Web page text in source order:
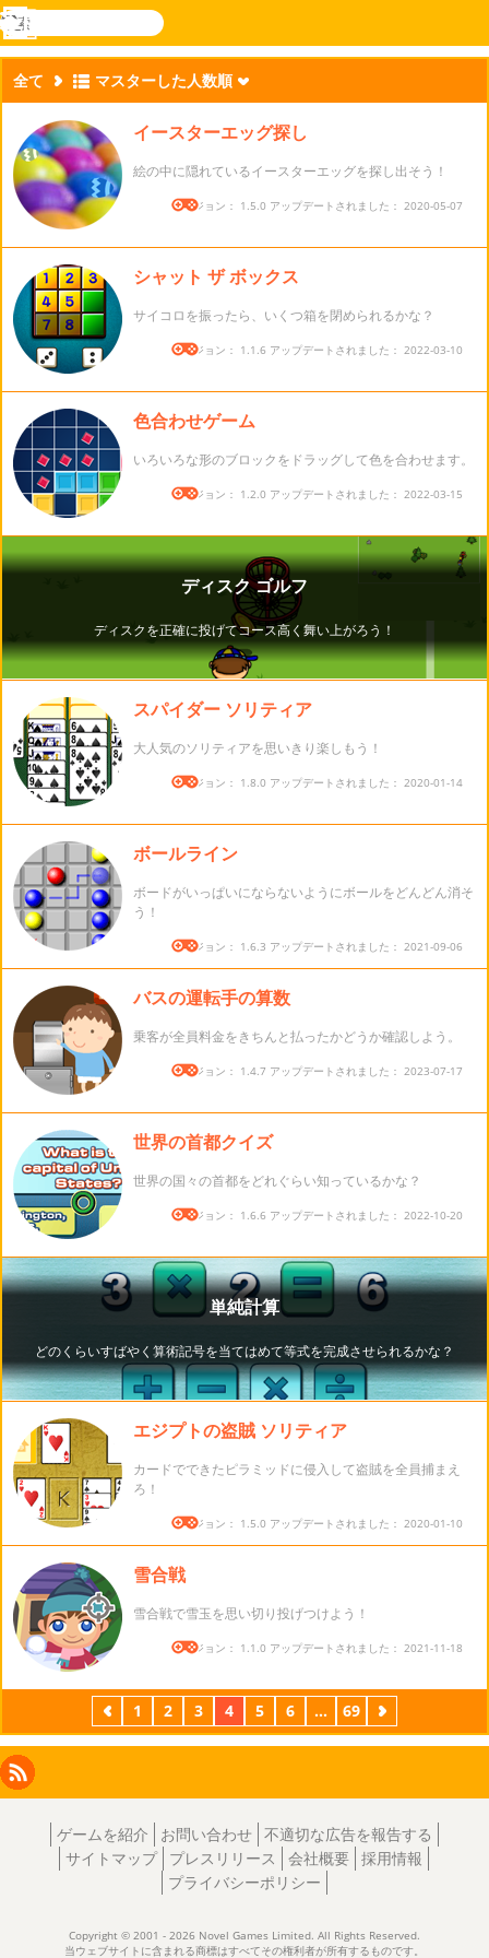
Novel
検
索
ログ
メ
ニ
ー
全て マスターした人数順
イースターエッグ探し
絵の中に隠れているイースターエッグを探し出そう！
バージョン： 1.5.0 アップデートされました： 2020-05-07
シャット ザ ボックス
サイコロを振ったら、いくつ箱を閉められるかな？
バージョン： 1.1.6 アップデートされました： 2022-03-10
色合わせゲーム
いろいろな形のブロックをドラッグして色を合わせます。
バージョン： 1.2.0 アップデートされました： 2022-03-15
スパイダー ソリティア
大人気のソリティアを思いきり楽しもう！
バージョン： 1.8.0 アップデートされました： 2020-01-14
ボールライン
ボードがいっぱいにならないようにボールをどんどん消そ
う！
バージョン： 1.6.3 アップデートされました： 2021-09-06
バスの運転手の算数
乗客が全員料金をきちんと払ったかどうか確認しよう。
バージョン： 1.4.7 アップデートされました： 2023-07-17
世界の首都クイズ
世界の国々の首都をどれぐらい知っているかな？
バージョン： 1.6.6 アップデートされました： 2022-10-20
エジプトの盗賊 ソリティア
カードでできたピラミッドに侵入して盗賊を全員捕まえ
ろ！
バージョン： 1.5.0 アップデートされました： 2020-01-10
雪合戦
雪合戦で雪玉を思い切り投げつけよう！
バージョン： 1.1.0 アップデートされました： 2021-11-18
前 1 2 3 4 5 6 ... 69 次
Facebook
Instagram
X
LinkedIn
RSS
ゲームを紹介 お問い合わせ
不適切な広告を報告する
サイトマップ
プレスリリース 会社概要 採用情報
プライバシーポリシー
Copyright © 2001 - 2026 Novel Games Limited. All Rights Reserved.
当ウェブサイトに含まれる商標はすべてその権利者が所有するものです。